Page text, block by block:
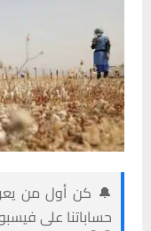
🔔 كن أول من يعرف
حساباتنا على